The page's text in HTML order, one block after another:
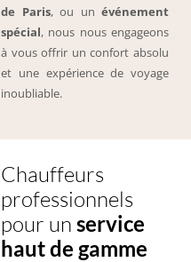
de Paris, ou un événement
spécial, nous nous engageons
à vous offrir un confort absolu
et une expérience de voyage
inoubliable.
Chauffeurs
professionnels
pour un service
haut de gamme